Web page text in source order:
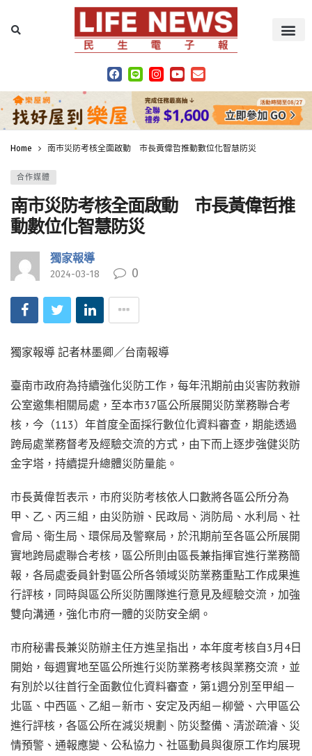
Home 南市災防考核全面啟動 市長黃偉哲推動數位化智慧防災
合作媒體
南市災防考核全面啟動 市長黃偉哲推
動數位化智慧防災
獨家報導
2024-03-18 0
獨家報導 記者林墨卿／台南報導
臺南市政府為持續強化災防工作，每年汛期前由災害防救辦
公室邀集相關局處，至本市37區公所展開災防業務聯合考
核，今（113）年首度全面採行數位化資料審查，期能透過
跨局處業務督考及經驗交流的方式，由下而上逐步強健災防
金字塔，持續提升總體災防量能。
市長黃偉哲表示，市府災防考核依人口數將各區公所分為
甲、乙、丙三組，由災防辦、民政局、消防局、水利局、社
會局、衛生局、環保局及警察局，於汛期前至各區公所展開
實地跨局處聯合考核，區公所則由區長兼指揮官進行業務簡
報，各局處委員針對區公所各領域災防業務重點工作成果進
行評核，同時與區公所災防團隊進行意見及經驗交流，加強
雙向溝通，強化市府一體的災防安全網。
市府秘書長兼災防辦主任方進呈指出，本年度考核自3月4日
開始，每週實地至區公所進行災防業務考核與業務交流，並
有別於以往首行全面數位化資料審查，第1週分別至甲組－
北區、中西區、乙組－新市、安定及丙組－柳營、六甲區公
進行評核，各區公所在減災規劃、防災整備、清淤疏濬、災
情預警、通報應變、公私協力、社區動員與復原工作均展現